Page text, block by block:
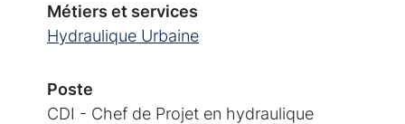
Métiers et services
Hydraulique Urbaine
Poste
CDI - Chef de Projet en hydraulique